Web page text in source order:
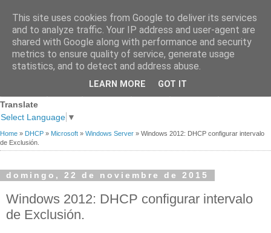
Premios
Links de
Contacto
Translate
Select Language ▼
Home » DHCP » Microsoft » Windows Server » Windows 2012: DHCP configurar intervalo
de Exclusión.
domingo, 22 de noviembre de 2015
Windows 2012: DHCP configurar intervalo
de Exclusión.
This site uses cookies from Google to deliver its services
and to analyze traffic. Your IP address and user-agent are
shared with Google along with performance and security
metrics to ensure quality of service, generate usage
statistics, and to detect and address abuse.
LEARN MORE GOT IT